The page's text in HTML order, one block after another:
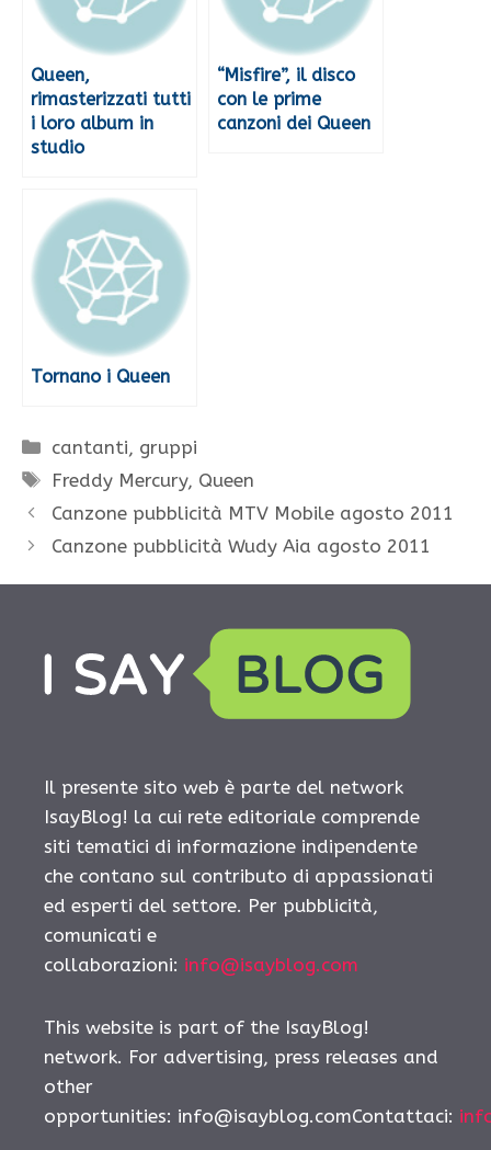
Queen,
rimasterizzati tutti
i loro album in
studio
“Misfire”, il disco
con le prime
canzoni dei Queen
Tornano i Queen
Categorie
cantanti, gruppi
Tag
Freddy Mercury, Queen
Canzone pubblicità MTV Mobile agosto 2011
Canzone pubblicità Wudy Aia agosto 2011
Il presente sito web è parte del network
IsayBlog! la cui rete editoriale comprende
siti tematici di informazione indipendente
che contano sul contributo di appassionati
ed esperti del settore. Per pubblicità,
comunicati e
collaborazioni: info@isayblog.com
This website is part of the IsayBlog!
network. For advertising, press releases and
other
opportunities: info@isayblog.comContattaci: